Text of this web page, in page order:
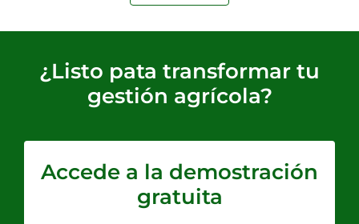
¿Listo pata transformar tu
gestión agrícola?
Accede a la demostración
gratuita